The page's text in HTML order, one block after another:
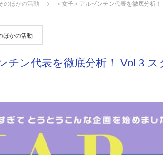
のほかの活動 ＜女子＞アルゼンチン代表を徹底分析
ほかの活動
チン代表を徹底分析！ Vol.3